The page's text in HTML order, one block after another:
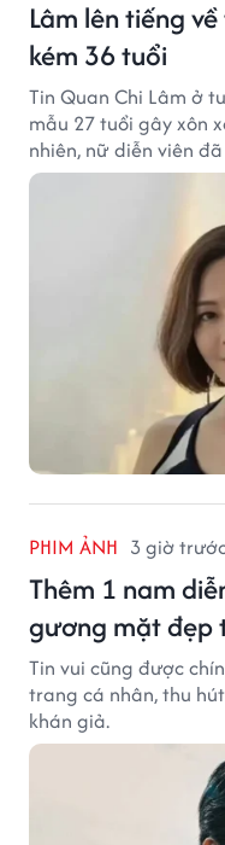
Lâm lên tiếng
kém 36 tuổi
Tin Quan Chi Lâm ở
mẫu 27 tuổi gây xôn
nhiên, nữ diễn viên
này.
PHIM ẢNH 3 giờ
Thêm 1 nam
gương mặt đẹp
Tin vui cũng được
trang cá nhân, thu
khán giả.